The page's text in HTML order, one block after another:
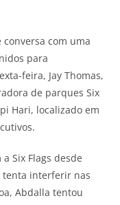
com uma
para
feira, Jay Thomas,
de parques Six
Hari, localizado em
Six Flags desde
tenta interferir nas
Abdalla tentou